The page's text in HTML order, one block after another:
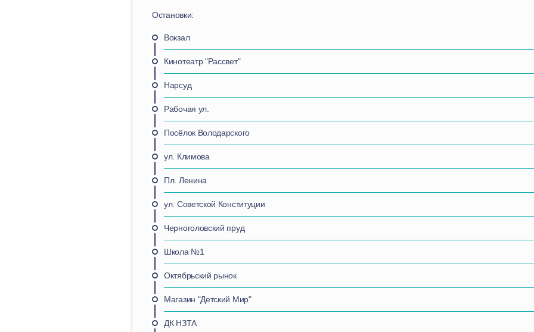
Остановки:
Вокзал
Кинотеатр "Рассвет"
Нарсуд
Рабочая ул.
Посёлок Володарского
ул. Климова
Пл. Ленина
ул. Советской Конституции
Черноголовский пруд
Школа №1
Октябрьский рынок
Магазин "Детский Мир"
ДК НЗТА